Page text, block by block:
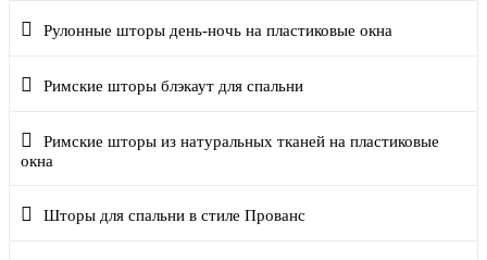
Рулонные шторы день-ночь на пластиковые окна
Римские шторы блэкаут для спальни
Римские шторы из натуральных тканей на пластиковые
окна
Шторы для спальни в стиле Прованс